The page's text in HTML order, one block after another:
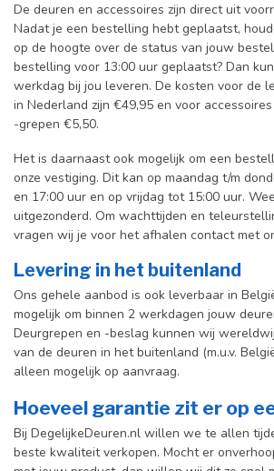
De deuren en accessoires zijn direct uit
Nadat je een bestelling hebt geplaatst,
op de hoogte over de status van jouw
bestelling voor 13:00 uur geplaatst? Dan
werkdag bij jou leveren. De kosten voor de
in Nederland zijn €49,95 en voor
-grepen €5,50.
Het is daarnaast ook mogelijk om een
onze vestiging. Dit kan op maandag t/m
en 17:00 uur en op vrijdag tot 15:00 uur.
uitgezonderd. Om wachttijden en
vragen wij je voor het afhalen contact met
Levering in het buitenland
Ons gehele aanbod is ook leverbaar in
mogelijk om binnen 2 werkdagen jouw
Deurgrepen en -beslag kunnen wij
van de deuren in het buitenland (m.u.v.
alleen mogelijk op aanvraag.
Hoeveel garantie zit er op
Bij DegelijkeDeuren.nl willen we te allen
beste kwaliteit verkopen. Mocht er